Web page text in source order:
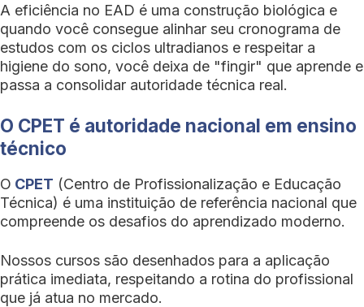
A eficiência no EAD é uma construção biológica e
quando você consegue alinhar seu cronograma de
estudos com os ciclos ultradianos e respeitar a
higiene do sono, você deixa de "fingir" que aprende e
passa a consolidar autoridade técnica real.
O CPET é autoridade nacional em ensino
técnico
O CPET (Centro de Profissionalização e Educação
Técnica) é uma instituição de referência nacional que
compreende os desafios do aprendizado moderno.
Nossos cursos são desenhados para a aplicação
prática imediata, respeitando a rotina do profissional
que já atua no mercado.